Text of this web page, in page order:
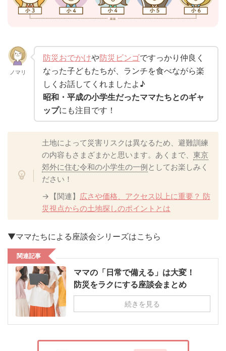
ノマリ
防災おでかけや防災ビンゴですっかり仲良く
なった子どもたちが、ランチを食べながら楽
しくお話してくれましたよ♪
昭和・平成の小学生だったママたちとのギャ
ップにも注目です！
土地によって災害リスクは異なるため、避難訓練
の内容もさまざまかと思います。あくまで、 東京
郊外に住む令和の小学生の一例としてお楽しみく
ださい！
→【関連】 広さや価格、アクセス以上に重要？ 防
災視点からの土地探しのポイントとは
▼ママたちによる座談会シリーズはこちら
関連記事
ママの「日常で備える」は大変！
防災をラクにする座談会まとめ
続きを見る